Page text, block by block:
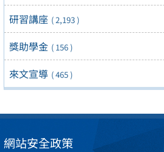
研習講座 ( 2,193 )
獎助學金 ( 156 )
來文宣導 ( 465 )
網站安全政策